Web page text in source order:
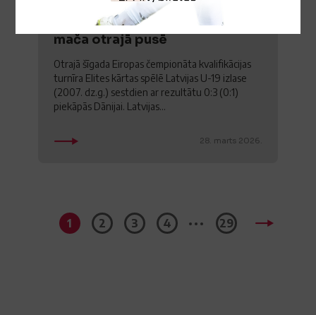
Arī Dānija pārākumu apliecina
mača otrajā pusē
Otrajā šīgada Eiropas čempionāta kvalifikācijas
turnīra Elites kārtas spēlē Latvijas U-19 izlase
(2007. dz.g.) sestdien ar rezultātu 0:3 (0:1)
piekāpās Dānijai. Latvijas...
28. marts 2026.
1 2 3 4 ... 29